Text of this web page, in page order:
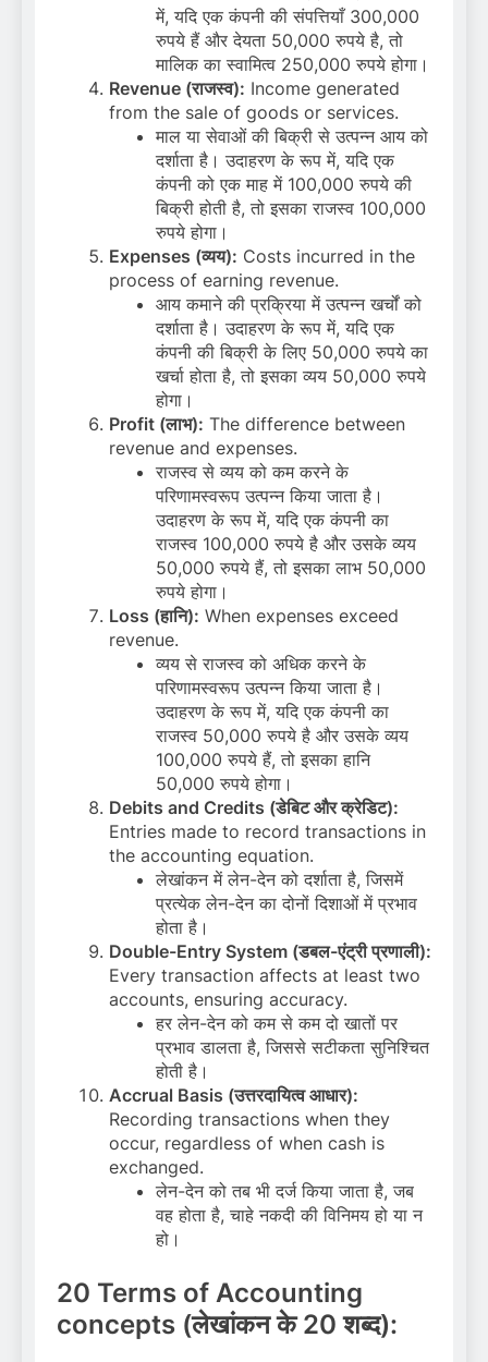
में, यदि एक कंपनी की संपत्तियाँ 300,000
रुपये हैं और देयता 50,000 रुपये है, तो
मालिक का स्वामित्व 250,000 रुपये होगा।
Revenue (राजस्व): Income generated
from the sale of goods or services.
माल या सेवाओं की बिक्री से उत्पन्न आय को
दर्शाता है। उदाहरण के रूप में, यदि एक
कंपनी को एक माह में 100,000 रुपये की
बिक्री होती है, तो इसका राजस्व 100,000
रुपये होगा।
Expenses (व्यय): Costs incurred in the
process of earning revenue.
आय कमाने की प्रक्रिया में उत्पन्न खर्चों को
दर्शाता है। उदाहरण के रूप में, यदि एक
कंपनी की बिक्री के लिए 50,000 रुपये का
खर्चा होता है, तो इसका व्यय 50,000 रुपये
होगा।
Profit (लाभ): The difference between
revenue and expenses.
राजस्व से व्यय को कम करने के
परिणामस्वरूप उत्पन्न किया जाता है।
उदाहरण के रूप में, यदि एक कंपनी का
राजस्व 100,000 रुपये है और उसके व्यय
50,000 रुपये हैं, तो इसका लाभ 50,000
रुपये होगा।
Loss (हानि): When expenses exceed
revenue.
व्यय से राजस्व को अधिक करने के
परिणामस्वरूप उत्पन्न किया जाता है।
उदाहरण के रूप में, यदि एक कंपनी का
राजस्व 50,000 रुपये है और उसके व्यय
100,000 रुपये हैं, तो इसका हानि
50,000 रुपये होगा।
Debits and Credits (डेबिट और क्रेडिट):
Entries made to record transactions in
the accounting equation.
लेखांकन में लेन-देन को दर्शाता है, जिसमें
प्रत्येक लेन-देन का दोनों दिशाओं में प्रभाव
होता है।
Double-Entry System (डबल-एंट्री प्रणाली):
Every transaction affects at least two
accounts, ensuring accuracy.
हर लेन-देन को कम से कम दो खातों पर
प्रभाव डालता है, जिससे सटीकता सुनिश्चित
होती है।
Accrual Basis (उत्तरदायित्व आधार):
Recording transactions when they
occur, regardless of when cash is
exchanged.
लेन-देन को तब भी दर्ज किया जाता है, जब
वह होता है, चाहे नकदी की विनिमय हो या न
हो।
20 Terms of Accounting
concepts (लेखांकन के 20 शब्द):